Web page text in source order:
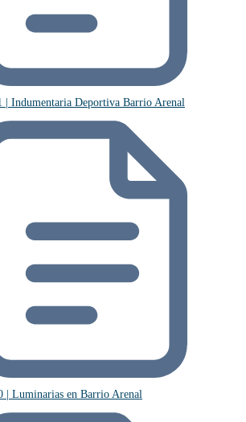
| Indumentaria Deportiva Barrio Arenal
| Luminarias en Barrio Arenal